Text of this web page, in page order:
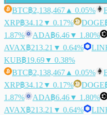
BTC฿2,138,467 ▲ 0.05%
XRP฿34.12 ▼ 0.17% DOGE
1.87%
ADA฿6.46▼ 1.80%
AVAX฿213.21 ▼ 0.64%
KUB฿19.69▼ 0.38%
BTC฿2,138,467 ▲ 0.05%
XRP฿34.12 ▼ 0.17% DOGE
1.87%
ADA฿6.46▼ 1.80%
AVAX฿213.21 ▼ 0.64%